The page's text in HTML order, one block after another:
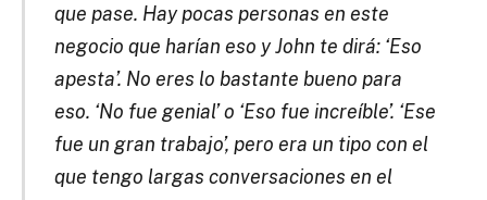
que pase. Hay pocas personas en este
negocio que harían eso y John te dirá: ‘Eso
apesta’. No eres lo bastante bueno para
eso. ‘No fue genial’ o ‘Eso fue increíble’. ‘Ese
fue un gran trabajo’, pero era un tipo con el
que tengo largas conversaciones en el